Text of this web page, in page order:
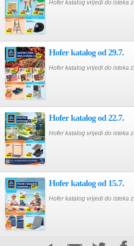
Hofer katalog vrijedi do isteka
Hofer katalog od 29.7.
Hofer katalog vrijedi do isteka
Hofer katalog od 22.7.
Hofer katalog vrijedi do isteka
Hofer katalog od 15.7.
Hofer katalog vrijedi do isteka